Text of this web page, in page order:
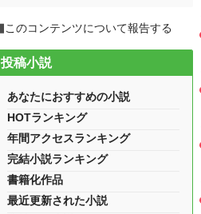
このコンテンツについて報告する
投稿小説
あなたにおすすめの小説
HOTランキング
年間アクセスランキング
完結小説ランキング
書籍化作品
最近更新された小説